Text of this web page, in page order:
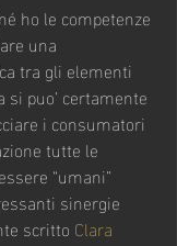
ho le competenze
una
tra gli elementi
si puo’ certamente
i consumatori
tutte le
“umani”
sinergie
scritto Clara